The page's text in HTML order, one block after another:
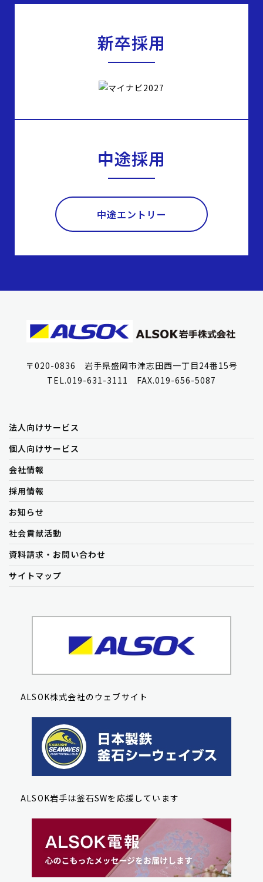
新卒採用
中途採用
中途エントリー
〒020-0836 岩手県盛岡市津志田西一丁目24番15号
TEL.019-631-3111 FAX.019-656-5087
法人向けサービス
個人向けサービス
会社情報
採用情報
お知らせ
社会貢献活動
資料請求・お問い合わせ
サイトマップ
ALSOK株式会社のウェブサイト
ALSOK岩手は釜石SWを応援しています